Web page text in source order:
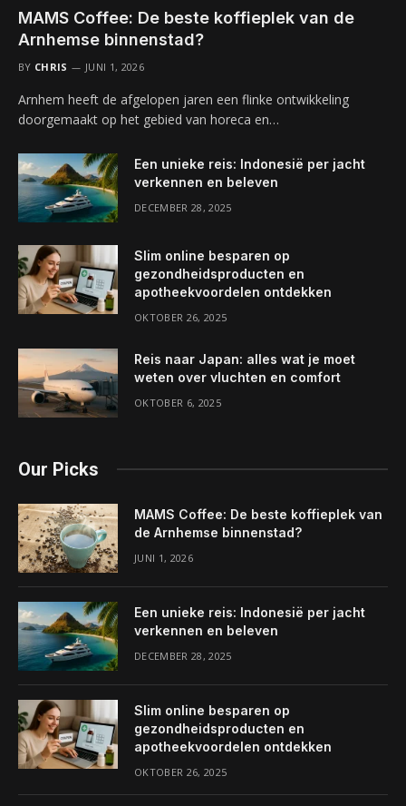
MAMS Coffee: De beste koffieplek van de
Arnhemse binnenstad?
BY CHRIS JUNI 1, 2026
Arnhem heeft de afgelopen jaren een flinke ontwikkeling
doorgemaakt op het gebied van horeca en…
Een unieke reis: Indonesië per jacht
verkennen en beleven
DECEMBER 28, 2025
Slim online besparen op
gezondheidsproducten en
apotheekvoordelen ontdekken
OKTOBER 26, 2025
Reis naar Japan: alles wat je moet
weten over vluchten en comfort
OKTOBER 6, 2025
Our Picks
MAMS Coffee: De beste koffieplek van
de Arnhemse binnenstad?
JUNI 1, 2026
Een unieke reis: Indonesië per jacht
verkennen en beleven
DECEMBER 28, 2025
Slim online besparen op
gezondheidsproducten en
apotheekvoordelen ontdekken
OKTOBER 26, 2025